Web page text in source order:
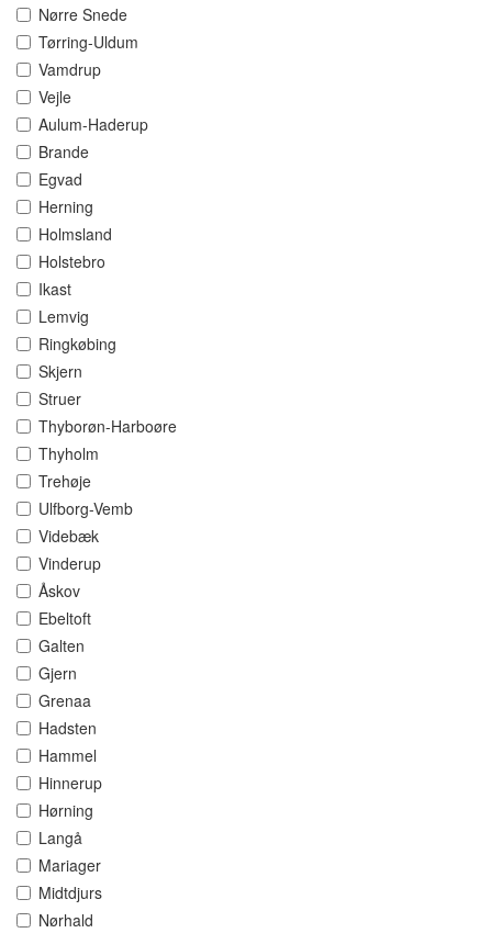
Nørre Snede
Tørring-Uldum
Vamdrup
Vejle
Aulum-Haderup
Brande
Egvad
Herning
Holmsland
Holstebro
Ikast
Lemvig
Ringkøbing
Skjern
Struer
Thyborøn-Harboøre
Thyholm
Trehøje
Ulfborg-Vemb
Videbæk
Vinderup
Åskov
Ebeltoft
Galten
Gjern
Grenaa
Hadsten
Hammel
Hinnerup
Hørning
Langå
Mariager
Midtdjurs
Nørhald